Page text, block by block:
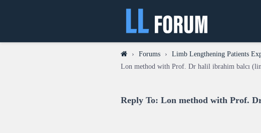
› Forums › Limb Lengthening Patients
Lon method with Prof. Dr halil ibrahim balcı
Reply To: Lon method with Prof.